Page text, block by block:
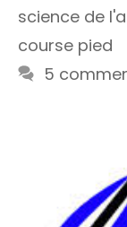
science de
course pied
5